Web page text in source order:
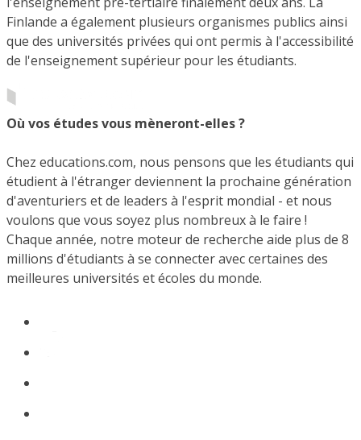
Finlande a également plusieurs organismes publics ainsi
que des universités privées qui ont permis à l'accessibilité
de l'enseignement supérieur pour les étudiants.
Où vos études vous mèneront-elles ?
Chez educations.com, nous pensons que les étudiants qui
étudient à l'étranger deviennent la prochaine génération
d'aventuriers et de leaders à l'esprit mondial - et nous
voulons que vous soyez plus nombreux à le faire !
Chaque année, notre moteur de recherche aide plus de 8
millions d'étudiants à se connecter avec certaines des
meilleures universités et écoles du monde.